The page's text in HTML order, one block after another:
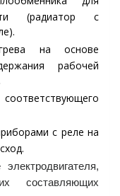
(радиатор с
на основе
рабочей
с реле на
составляющих